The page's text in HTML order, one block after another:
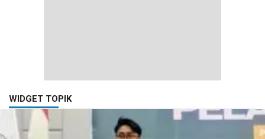
WIDGET TOPIK